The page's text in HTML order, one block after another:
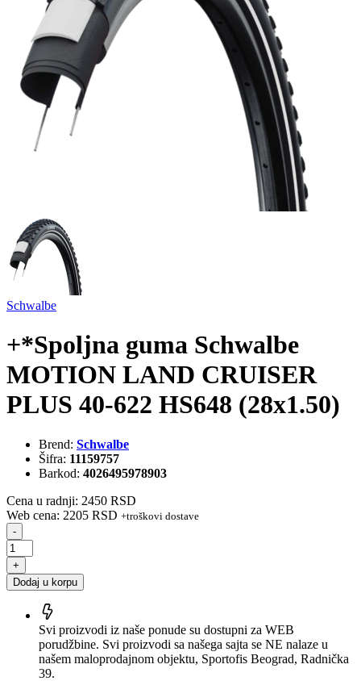
Schwalbe
+*Spoljna guma Schwalbe
MOTION LAND CRUISER
PLUS 40-622 HS648 (28x1.50)
Brend: Schwalbe
Šifra: 11159757
Barkod: 4026495978903
Cena u radnji: 2450 RSD
Web cena: 2205 RSD +troškovi dostave
-
+
Dodaj u korpu
Svi proizvodi iz naše ponude su dostupni za WEB
porudžbine. Svi proizvodi sa našega sajta se NE nalaze u
našem maloprodajnom objektu, Sportofis Beograd, Radnička
39.